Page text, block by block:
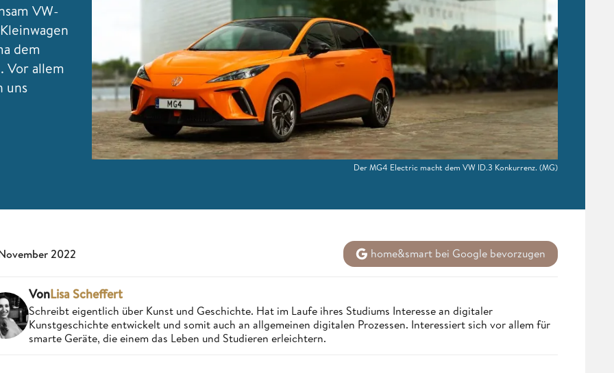
VW-
dem
Vor allem
uns
Der MG4 Electric macht dem VW ID.3 Konkurrenz.(MG)
2022 home&smart bei Google bevorzugen
VonLisa Scheffert
Schreibt eigentlich über Kunst und Geschichte. Hat im Laufe ihres Studiums Interesse an digitaler
Kunstgeschichte entwickelt und somit auch an allgemeinen digitalen Prozessen. Interessiert sich vor allem für
smarte Geräte, die einem das Leben und Studieren erleichtern.